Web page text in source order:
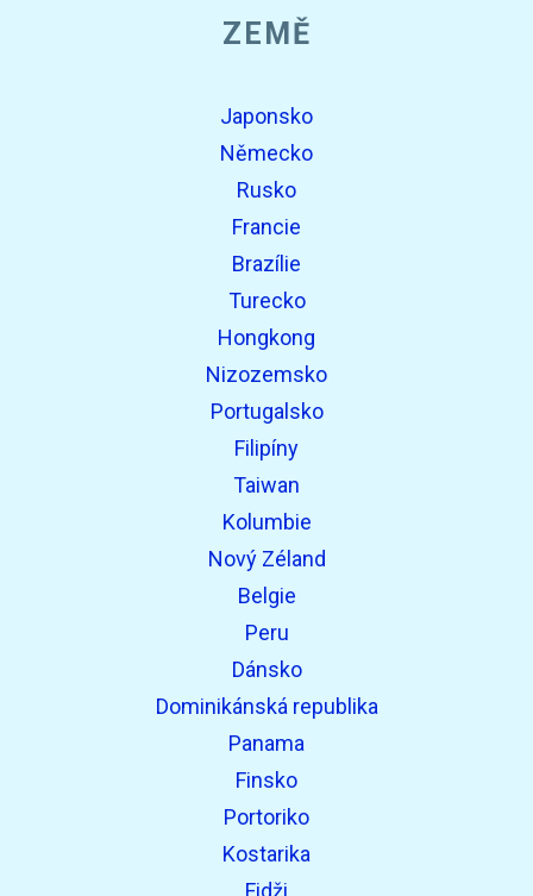
ZEMĚ
Japonsko
Německo
Rusko
Francie
Brazílie
Turecko
Hongkong
Nizozemsko
Portugalsko
Filipíny
Taiwan
Kolumbie
Nový Zéland
Belgie
Peru
Dánsko
Dominikánská republika
Panama
Finsko
Portoriko
Kostarika
Fidži